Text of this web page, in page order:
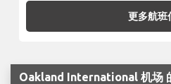
更多航班
Oakland International 机场